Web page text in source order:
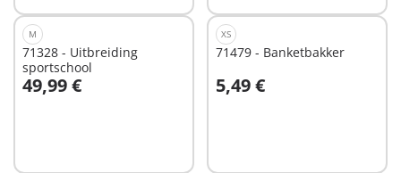
M
71328 - Uitbreiding
sportschool
49,99 €
In winkelwagen
XS
71479 - Banketbakker
5,49 €
In winkelwagen